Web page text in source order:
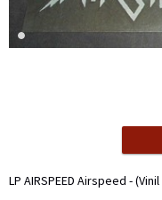
LP AIRSPEED Airspeed -